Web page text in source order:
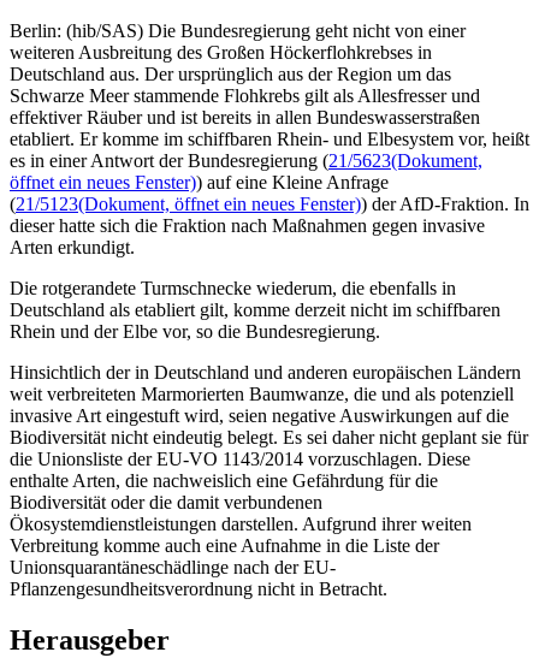
Berlin: (hib/SAS) Die Bundesregierung geht nicht von einer
weiteren Ausbreitung des Großen Höckerflohkrebses in
Deutschland aus. Der ursprünglich aus der Region um das
Schwarze Meer stammende Flohkrebs gilt als Allesfresser und
effektiver Räuber und ist bereits in allen Bundeswasserstraßen
etabliert. Er komme im schiffbaren Rhein- und Elbesystem vor, heißt
es in einer Antwort der Bundesregierung (21/5623(Dokument,
öffnet ein neues Fenster)) auf eine Kleine Anfrage
(21/5123(Dokument, öffnet ein neues Fenster)) der AfD-Fraktion. In
dieser hatte sich die Fraktion nach Maßnahmen gegen invasive
Arten erkundigt.
Die rotgerandete Turmschnecke wiederum, die ebenfalls in
Deutschland als etabliert gilt, komme derzeit nicht im schiffbaren
Rhein und der Elbe vor, so die Bundesregierung.
Hinsichtlich der in Deutschland und anderen europäischen Ländern
weit verbreiteten Marmorierten Baumwanze, die und als potenziell
invasive Art eingestuft wird, seien negative Auswirkungen auf die
Biodiversität nicht eindeutig belegt. Es sei daher nicht geplant sie für
die Unionsliste der EU-VO 1143/2014 vorzuschlagen. Diese
enthalte Arten, die nachweislich eine Gefährdung für die
Biodiversität oder die damit verbundenen
Ökosystemdienstleistungen darstellen. Aufgrund ihrer weiten
Verbreitung komme auch eine Aufnahme in die Liste der
Unionsquarantäneschädlinge nach der EU-
Pflanzengesundheitsverordnung nicht in Betracht.
Herausgeber